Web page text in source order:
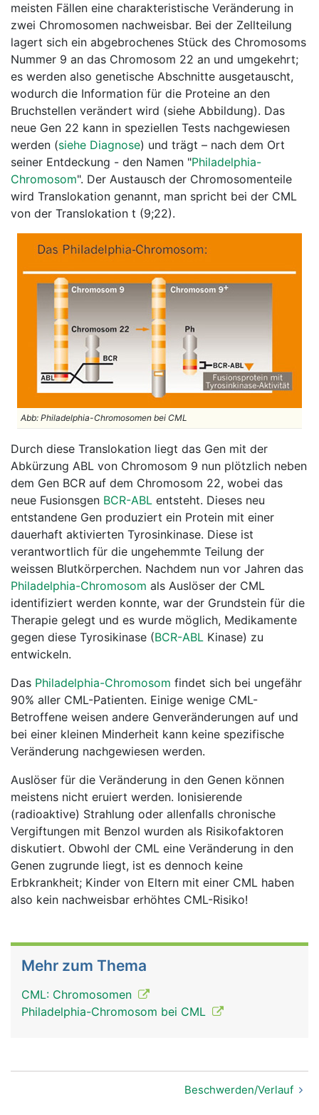
meisten Fällen eine charakteristische Veränderung in
zwei Chromosomen nachweisbar. Bei der Zellteilung
lagert sich ein abgebrochenes Stück des Chromosoms
Nummer 9 an das Chromosom 22 an und umgekehrt;
es werden also genetische Abschnitte ausgetauscht,
wodurch die Information für die Proteine an den
Bruchstellen verändert wird (siehe Abbildung). Das
neue Gen 22 kann in speziellen Tests nachgewiesen
werden (siehe Diagnose) und trägt – nach dem Ort
seiner Entdeckung - den Namen "Philadelphia-
Chromosom". Der Austausch der Chromosomenteile
wird Translokation genannt, man spricht bei der CML
von der Translokation t (9;22).
Abb: Philadelphia-Chromosomen bei CML
Durch diese Translokation liegt das Gen mit der
Abkürzung ABL von Chromosom 9 nun plötzlich neben
dem Gen BCR auf dem Chromosom 22, wobei das
neue Fusionsgen BCR-ABL entsteht. Dieses neu
entstandene Gen produziert ein Protein mit einer
dauerhaft aktivierten Tyrosinkinase. Diese ist
verantwortlich für die ungehemmte Teilung der
weissen Blutkörperchen. Nachdem nun vor Jahren das
Philadelphia-Chromosom als Auslöser der CML
identifiziert werden konnte, war der Grundstein für die
Therapie gelegt und es wurde möglich, Medikamente
gegen diese Tyrosikinase (BCR-ABL Kinase) zu
entwickeln.
Das Philadelphia-Chromosom findet sich bei ungefähr
90% aller CML-Patienten. Einige wenige CML-
Betroffene weisen andere Genveränderungen auf und
bei einer kleinen Minderheit kann keine spezifische
Veränderung nachgewiesen werden.
Auslöser für die Veränderung in den Genen können
meistens nicht eruiert werden. Ionisierende
(radioaktive) Strahlung oder allenfalls chronische
Vergiftungen mit Benzol wurden als Risikofaktoren
diskutiert. Obwohl der CML eine Veränderung in den
Genen zugrunde liegt, ist es dennoch keine
Erbkrankheit; Kinder von Eltern mit einer CML haben
also kein nachweisbar erhöhtes CML-Risiko!
Mehr zum Thema
CML: Chromosomen
Philadelphia-Chromosom bei CML
Beschwerden/Verlauf